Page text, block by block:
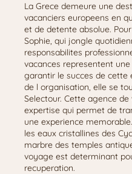
La Grece demeure une
vacanciers europeens en
et de detente absolue.
Sophie, qui jongle
responsabilites
vacances representent
garantir le succes de cette
de l organisation, elle se
Selectour. Cette agence
expertise qui permet de
une experience
les eaux cristallines des
marbre des temples
voyage est determinant
recuperation.